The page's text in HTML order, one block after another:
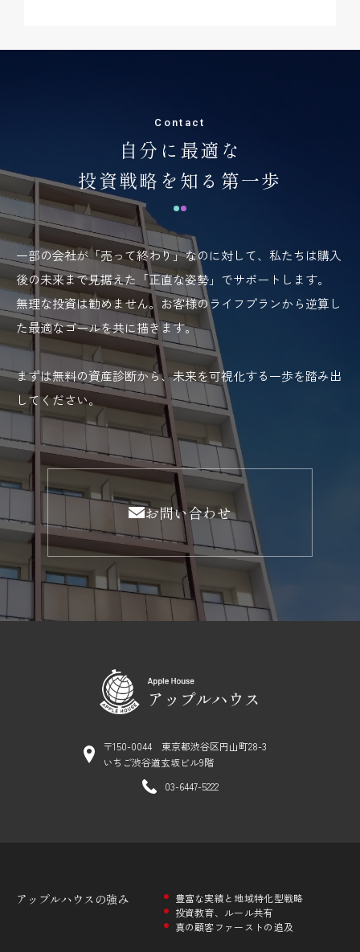
Contact
自分に最適な
投資戦略を知る第一歩
一部の会社が「売って終わり」なのに対して、私たちは購入
後の未来まで見据えた「正直な姿勢」でサポートします。
無理な投資は勧めません。お客様のライフプランから逆算し
た最適なゴールを共に描きます。
まずは無料の資産診断から、未来を可視化する一歩を踏み出
してください。
お問い合わせ
〒150-0044 東京都渋谷区円山町28-3
いちご渋谷道玄坂ビル9階
03-6447-5222
アップルハウスの強み
豊富な実績と地域特化型戦略
投資教育、ルール共有
真の顧客ファーストの追及